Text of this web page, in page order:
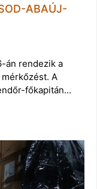
ABAÚJ-
án rendezik a
A
főkapitán…